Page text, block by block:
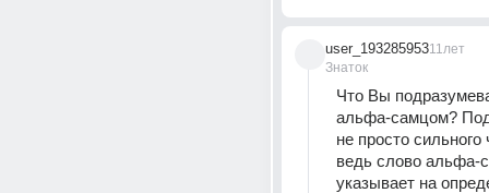
user_193285953
Знаток
11лет
Что Вы
альфа-самцом?
не просто сильного
ведь слово альфа-
указывает на